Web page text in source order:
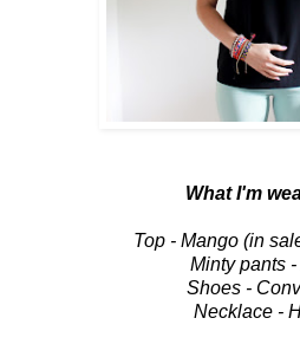
What I'm
Top - Mango (in
Minty pants -
Shoes -
Necklace -